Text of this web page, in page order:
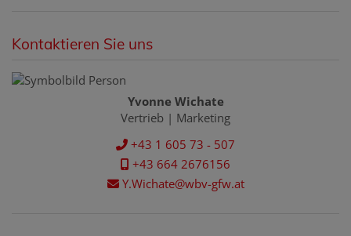
Kontaktieren Sie uns
Yvonne Wichate
Vertrieb | Marketing
+43 1 605 73 - 507
+43 664 2676156
Y.Wichate@wbv-gfw.at